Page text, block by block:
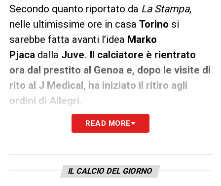
Secondo quanto riportato da La Stampa,
nelle ultimissime ore in casa Torino si
sarebbe fatta avanti l’idea Marko
Pjaca dalla Juve. Il calciatore è rientrato
ora dal prestito al Genoa e, dopo le visite di
rito al J Medical, ha iniziato il ritiro agli
ordini di Allegri.
Quasi impossibile pronosticare la
Ennesimo trasloco per il classe ’95 magari a
titolo definitivo, con la sua valutazione che si
READ MORE
IL CALCIO DEL GIORNO